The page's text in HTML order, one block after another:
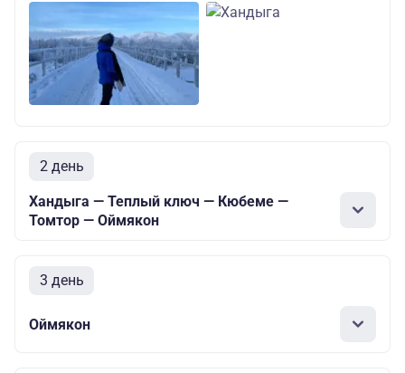
2 день
Хандыга — Теплый ключ — Кюбеме —
Томтор — Оймякон
3 день
Оймякон